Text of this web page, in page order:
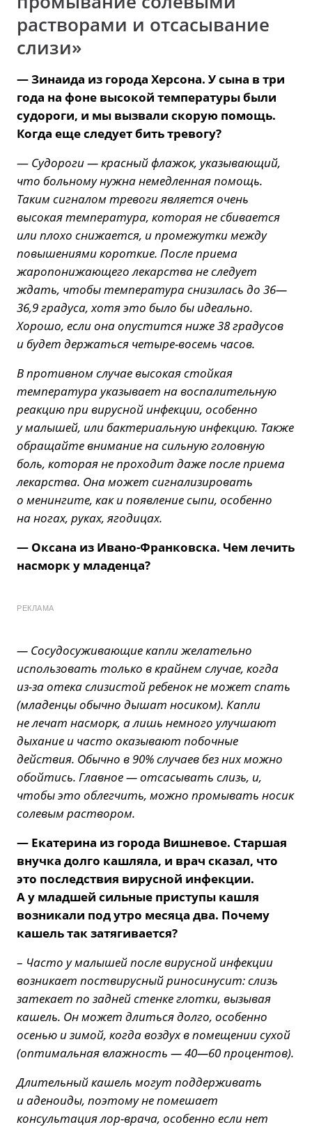
растворами и отсасывание
слизи»
— Зинаида из города Херсона. У сына в три
года на фоне высокой температуры были
судороги, и мы вызвали скорую помощь.
Когда еще следует бить тревогу?
— Судороги — красный флажок, указывающий,
что больному нужна немедленная помощь.
Таким сигналом тревоги является очень
высокая температура, которая не сбивается
или плохо снижается, и промежутки между
повышениями короткие. После приема
жаропонижающего лекарства не следует
ждать, чтобы температура снизилась до 36—
36,9 градуса, хотя это было бы идеально.
Хорошо, если она опустится ниже 38 градусов
и будет держаться четыре-восемь часов.
В противном случае высокая стойкая
температура указывает на воспалительную
реакцию при вирусной инфекции, особенно
у малышей, или бактериальную инфекцию. Также
обращайте внимание на сильную головную
боль, которая не проходит даже после приема
лекарства. Она может сигнализировать
о менингите, как и появление сыпи, особенно
на ногах, руках, ягодицах.
— Оксана из Ивано-Франковска. Чем лечить
насморк у младенца?
РЕКЛАМА
— Сосудосуживающие капли желательно
использовать только в крайнем случае, когда
из-за отека слизистой ребенок не может спать
(младенцы обычно дышат носиком). Капли
не лечат насморк, а лишь немного улучшают
дыхание и часто оказывают побочные
действия. Обычно в 90% случаев без них можно
обойтись. Главное — отсасывать слизь, и,
чтобы это облегчить, можно промывать носик
солевым раствором.
— Екатерина из города Вишневое. Старшая
внучка долго кашляла, и врач сказал, что
это последствия вирусной инфекции.
А у младшей сильные приступы кашля
возникали под утро месяца два. Почему
кашель так затягивается?
– Часто у малышей после вирусной инфекции
возникает поствирусный риносинусит: слизь
затекает по задней стенке глотки, вызывая
кашель. Он может длиться долго, особенно
осенью и зимой, когда воздух в помещении сухой
(оптимальная влажность — 40—60 процентов).
Длительный кашель могут поддерживать
и аденоиды, поэтому не помешает
консультация лор-врача, особенно если нет